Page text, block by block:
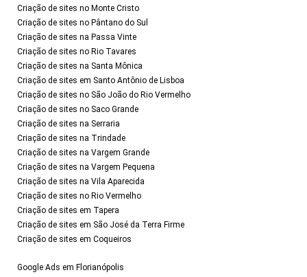
Criação de sites no Monte Cristo
Criação de sites no Pântano do Sul
Criação de sites na Passa Vinte
Criação de sites no Rio Tavares
Criação de sites na Santa Mônica
Criação de sites em Santo Antônio de Lisboa
Criação de sites no São João do Rio Vermelho
Criação de sites no Saco Grande
Criação de sites na Serraria
Criação de sites na Trindade
Criação de sites na Vargem Grande
Criação de sites na Vargem Pequena
Criação de sites na Vila Aparecida
Criação de sites no Rio Vermelho
Criação de sites em Tapera
Criação de sites em São José da Terra Firme
Criação de sites em Coqueiros
Google Ads em Florianópolis